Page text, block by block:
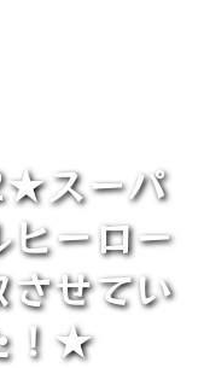
スーパ
ヒーロー
させてい
！★